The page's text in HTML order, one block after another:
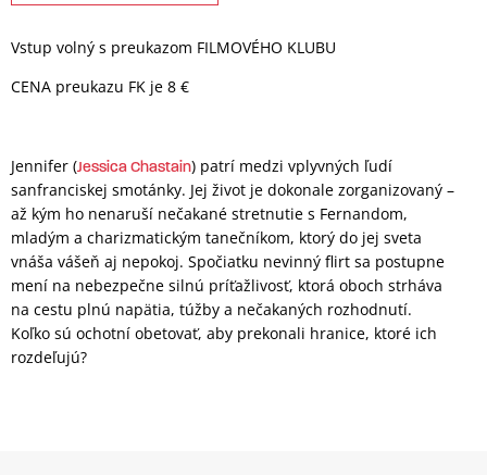
Vstup volný s preukazom FILMOVÉHO KLUBU
CENA preukazu FK je 8 €
Jennifer (Jessica Chastain) patrí medzi vplyvných ľudí
sanfranciskej smotánky. Jej život je dokonale zorganizovaný –
až kým ho nenaruší nečakané stretnutie s Fernandom,
mladým a charizmatickým tanečníkom, ktorý do jej sveta
vnáša vášeň aj nepokoj. Spočiatku nevinný flirt sa postupne
mení na nebezpečne silnú príťažlivosť, ktorá oboch strháva
na cestu plnú napätia, túžby a nečakaných rozhodnutí.
Koľko sú ochotní obetovať, aby prekonali hranice, ktoré ich
rozdeľujú?